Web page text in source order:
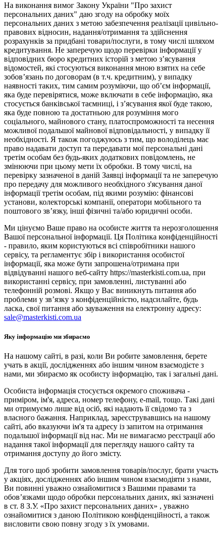
На виконання вимог Закону України "Про захист
персональних даних" даю згоду на обробку моїх
персональних даних з метою забезпечення реалізації цивільно-
правових відносин, надання/отримання та здійснення
розрахунків за придбані товари/послуги, в тому числі шляхом
кредитування. Не заперечую щодо перевірки інформації у
відповідних бюро кредитних історій з метою з’ясування
відомостей, які стосуються виконання мною взятих на себе
зобов’язань по договорам (в т.ч. кредитним), у випадку
наявності таких, тим самим розуміючи, що об’єм інформації,
яка буде перевірятися, може включати в себе інформацію, яка
стосується банківської таємниці, і з’ясування якої буде такою,
яка буде повною та достатньою для розуміння мого
соціального, майнового стану, платоспроможності та несення
можливої подальшої майнової відповідальності, у випадку її
необхідності. Я також погоджуюсь з тим, що володілець має
право надавати доступ та передавати мої персональні дані
третім особам без будь-яких додаткових повідомлень, не
змінюючи при цьому мети їх обробки. В тому числі, на
перевірку зазначеної в даній Заявці інформації та не заперечую
про передачу для можливого необхідного з'ясування даної
інформації третім особам, під якими розумію: фінансові
установи, колекторські компанії, оператори мобільного та
поштового зв’язку, інші фізичні та/або юридичні особи.
Ми цінуємо Ваше право на особисте життя та нерозголошення
Вашої персональної інформації. Ця Політика конфіденційності
- правило, яким користуються всі співробітники нашого
сервісу, та регламентує збір і використання особистої
інформації, яка може бути запрошена/отримана при
відвідуванні нашого веб-сайту https://masterkisti.com.ua, при
використанні сервісу, при замовленні, листуванні або
телефонній розмові. Якщо у Вас виникнуть питання або
проблеми у зв’язку з конфіденційністю, надсилайте, будь
ласка, свої питання або зауваження на електронну адресу:
sale@masterkisti.com.ua
Яку інформацію ми збираємо
На нашому сайті, в разі, коли Ви робите замовлення, берете
учать в акції, дослідженнях або іншим чином взаємодієте з
нами, ми збираємо як особисту інформацію, так і загальні дані.
Особиста інформація стосується окремого споживача -
приміром, ім'я, адреса, номер телефону, e-mail, тощо. Такі дані
ми отримуємо лише від осіб, які надають її свідомо та з
власного бажання. Наприклад, зареєструвавшись на нашому
сайті, або вказуючи ім'я та адресу із запитом на отримання
подальшої інформації від нас. Ми не вимагаємо реєстрації або
надання такої інформації для перегляду нашого сайту та
отримання доступу до його змісту.
Для того щоб зробити замовлення товарів/послуг, брати участь
у акціях, дослідженнях або іншим чином взаємодіяти з нами,
Ви повинні уважно ознайомитися з Вашими правами та
обов’язками щодо обробки персональних даних, які зазначені
в ст. 8 З.У. «Про захист персональних даних» , уважно
ознайомитися з даною Політикою конфіденційності, а також
висловити свою повну згоду з їх умовами.